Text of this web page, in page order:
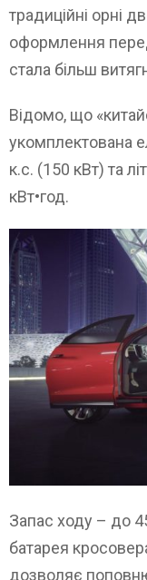
традиційні орні
оформлення
стала більш
Відомо, що
укомплектована
к.с. (150 кВт) та
кВт•год.
Запас ходу – до
батарея
дозволяє